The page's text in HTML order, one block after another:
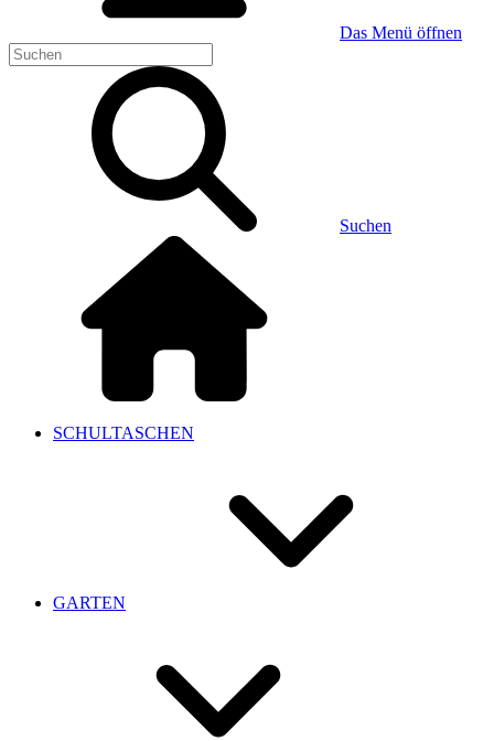
Das Menü öffnen
Suchen
SCHULTASCHEN
GARTEN